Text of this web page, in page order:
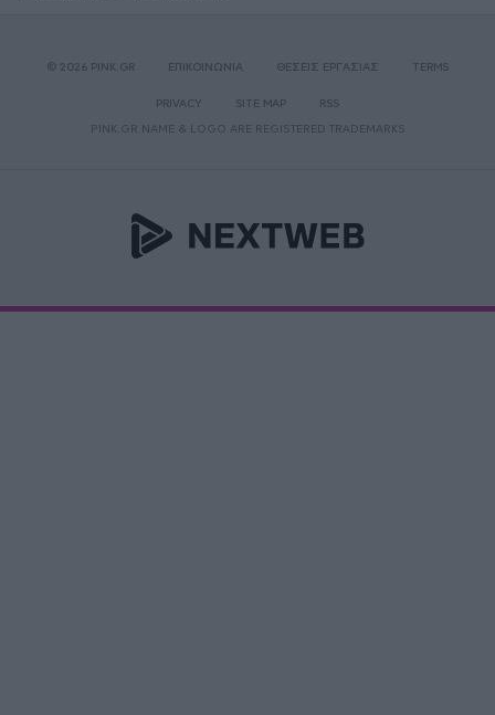
© 2026 PINK.GR ΕΠΙΚΟΙΝΩΝΙΑ ΘΕΣΕΙΣ ΕΡΓΑΣΙΑΣ TERMS
PRIVACY SITE MAP
RSS
PINK.GR NAME & LOGO ARE REGISTERED TRADEMARKS